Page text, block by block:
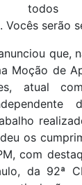
Vocês serão
que,
Moção de
atual
os
com
da 92ª